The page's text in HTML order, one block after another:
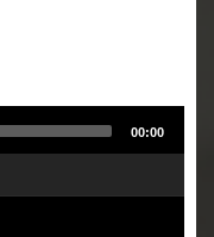
00:00